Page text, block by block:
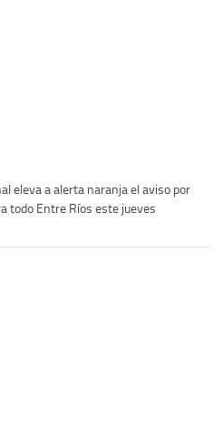
eleva a alerta naranja el aviso por
todo Entre Ríos este jueves